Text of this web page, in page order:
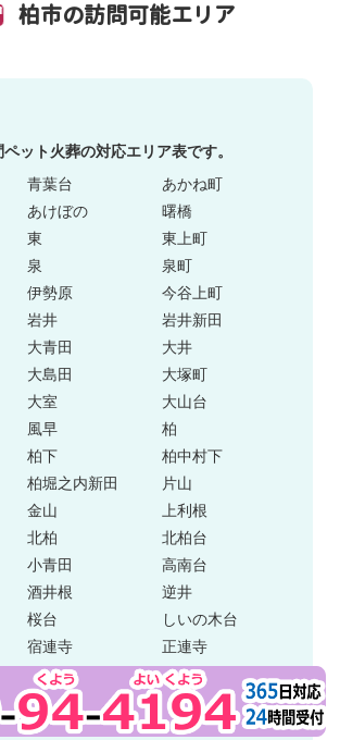
柏市の訪問可能エリア
ット火葬の対応エリア表です。
青葉台
あかね町
あけぼの
曙橋
東
東上町
泉
泉町
伊勢原
今谷上町
岩井
岩井新田
大青田
大井
大島田
大塚町
大室
大山台
風早
柏
柏下
柏中村下
柏堀之内新田
片山
金山
上利根
北柏
北柏台
小青田
高南台
酒井根
逆井
桜台
しいの木台
宿連寺
正連寺
新逆井
新利根
新十余二
水道橋
関場町 千間橋